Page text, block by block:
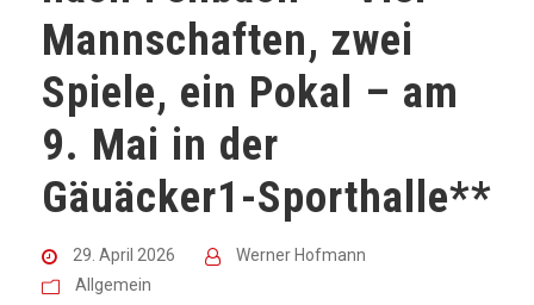
Mannschaften, zwei
Spiele, ein Pokal – am
9. Mai in der
Gäuäcker1-Sporthalle**
29. April 2026
Werner Hofmann
Allgemein